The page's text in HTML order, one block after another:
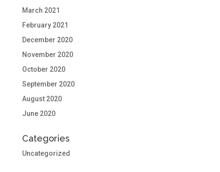
March 2021
February 2021
December 2020
November 2020
October 2020
September 2020
August 2020
June 2020
Categories
Uncategorized